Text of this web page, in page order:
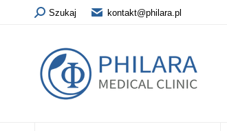
Szukaj kontakt@philara.pl